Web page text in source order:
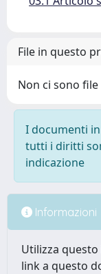
File in questo
Non ci sono
I documenti
tutti i diritti
indicazione
Informazioni
Utilizza
link a questo